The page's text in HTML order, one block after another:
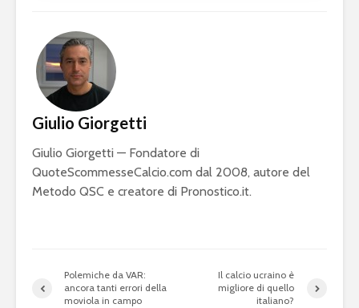
Giulio Giorgetti
Giulio Giorgetti — Fondatore di
QuoteScommesseCalcio.com dal 2008, autore del
Metodo QSC e creatore di Pronostico.it.
Polemiche da VAR:
ancora tanti errori della
moviola in campo
Il calcio ucraino è
migliore di quello
italiano?